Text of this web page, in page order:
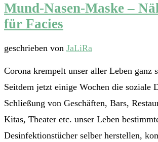
Mund-Nasen-Maske –
für Facies
geschrieben von JaLiRa
Corona krempelt unser aller Leben ganz
Seitdem jetzt einige Wochen die soziale
Schließung von Geschäften, Bars,
Kitas, Theater etc. unser Leben
Desinfektionstücher selber herstellen,